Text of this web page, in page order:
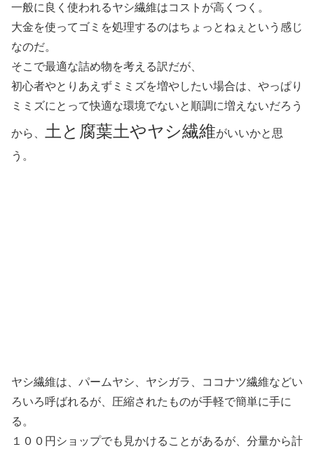
一般に良く使われるヤシ繊維はコストが高くつく。
大金を使ってゴミを処理するのはちょっとねぇという感じ
なのだ。
そこで最適な詰め物を考える訳だが、
初心者やとりあえずミミズを増やしたい場合は、やっぱり
ミミズにとって快適な環境でないと順調に増えないだろう
から、 土と腐葉土やヤシ繊維がいいかと思
う。
ヤシ繊維は、パームヤシ、ヤシガラ、ココナツ繊維などい
ろいろ呼ばれるが、圧縮されたものが手軽で簡単に手に
る。
１００円ショップでも見かけることがあるが、分量から計